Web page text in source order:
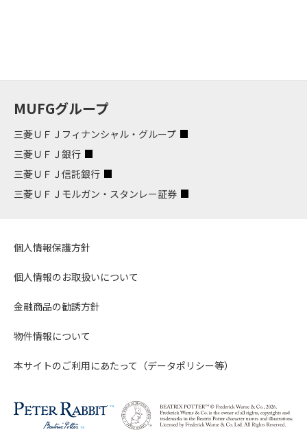
MUFGグループ
三菱ＵＦＪフィナンシャル・グループ
三菱ＵＦＪ銀行
三菱ＵＦＪ信託銀行
三菱ＵＦＪモルガン・スタンレー証券
個人情報保護方針
個人情報のお取扱いについて
金融商品の勧誘方針
物件情報について
本サイトのご利用にあたって（データポリシー等）